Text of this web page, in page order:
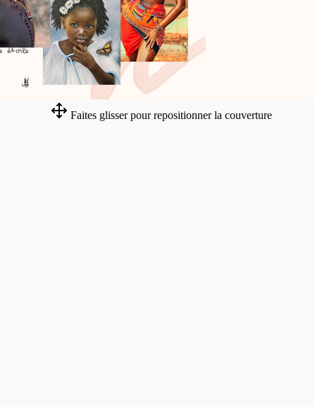
Faites glisser pour repositionner la couverture